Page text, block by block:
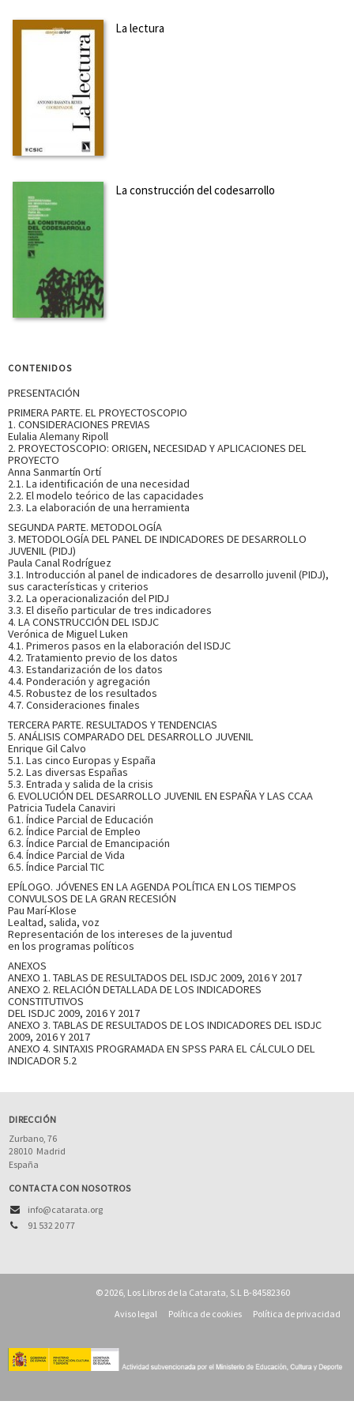
La lectura
La construcción del codesarrollo
CONTENIDOS
PRESENTACIÓN
PRIMERA PARTE. EL PROYECTOSCOPIO
1. CONSIDERACIONES PREVIAS
Eulalia Alemany Ripoll
2. PROYECTOSCOPIO: ORIGEN, NECESIDAD Y APLICACIONES DEL
PROYECTO
Anna Sanmartín Ortí
2.1. La identificación de una necesidad
2.2. El modelo teórico de las capacidades
2.3. La elaboración de una herramienta
SEGUNDA PARTE. METODOLOGÍA
3. METODOLOGÍA DEL PANEL DE INDICADORES DE DESARROLLO
JUVENIL (PIDJ)
Paula Canal Rodríguez
3.1. Introducción al panel de indicadores de desarrollo juvenil (PIDJ),
sus características y criterios
3.2. La operacionalización del PIDJ
3.3. El diseño particular de tres indicadores
4. LA CONSTRUCCIÓN DEL ISDJC
Verónica de Miguel Luken
4.1. Primeros pasos en la elaboración del ISDJC
4.2. Tratamiento previo de los datos
4.3. Estandarización de los datos
4.4. Ponderación y agregación
4.5. Robustez de los resultados
4.7. Consideraciones finales
TERCERA PARTE. RESULTADOS Y TENDENCIAS
5. ANÁLISIS COMPARADO DEL DESARROLLO JUVENIL
Enrique Gil Calvo
5.1. Las cinco Europas y España
5.2. Las diversas Españas
5.3. Entrada y salida de la crisis
6. EVOLUCIÓN DEL DESARROLLO JUVENIL EN ESPAÑA Y LAS CCAA
Patricia Tudela Canaviri
6.1. Índice Parcial de Educación
6.2. Índice Parcial de Empleo
6.3. Índice Parcial de Emancipación
6.4. Índice Parcial de Vida
6.5. Índice Parcial TIC
EPÍLOGO. JÓVENES EN LA AGENDA POLÍTICA EN LOS TIEMPOS
CONVULSOS DE LA GRAN RECESIÓN
Pau Marí-Klose
Lealtad, salida, voz
Representación de los intereses de la juventud
en los programas políticos
ANEXOS
ANEXO 1. TABLAS DE RESULTADOS DEL ISDJC 2009, 2016 Y 2017
ANEXO 2. RELACIÓN DETALLADA DE LOS INDICADORES
CONSTITUTIVOS
DEL ISDJC 2009, 2016 Y 2017
ANEXO 3. TABLAS DE RESULTADOS DE LOS INDICADORES DEL ISDJC
2009, 2016 Y 2017
ANEXO 4. SINTAXIS PROGRAMADA EN SPSS PARA EL CÁLCULO DEL
INDICADOR 5.2
DIRECCIÓN
Zurbano, 76
28010 Madrid
España
CONTACTA CON NOSOTROS
info@catarata.org
91 532 20 77
© 2026, Los Libros de la Catarata, S.L B-84582360
Aviso legal
Política de cookies Política de privacidad